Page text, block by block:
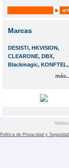
Marcas
DESISTI, HKVISION,
CLEARONE, DBX,
Blackmagic, KONFTEL,
Politica de Privacidad y Seguridad